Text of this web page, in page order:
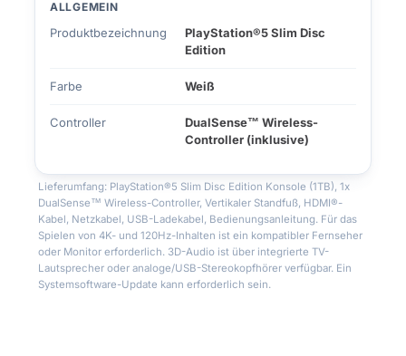
ALLGEMEIN
Produktbezeichnung
PlayStation®5 Slim Disc
Edition
Farbe Weiß
Controller
DualSense™ Wireless-
Controller (inklusive)
Lieferumfang: PlayStation®5 Slim Disc Edition Konsole (1TB), 1x
DualSense™ Wireless-Controller, Vertikaler Standfuß, HDMI®-
Kabel, Netzkabel, USB-Ladekabel, Bedienungsanleitung. Für das
Spielen von 4K- und 120Hz-Inhalten ist ein kompatibler Fernseher
oder Monitor erforderlich. 3D-Audio ist über integrierte TV-
Lautsprecher oder analoge/USB-Stereokopfhörer verfügbar. Ein
Systemsoftware-Update kann erforderlich sein.